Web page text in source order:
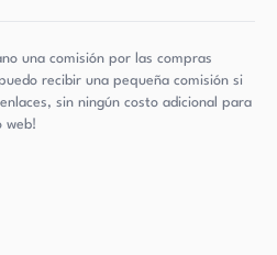
una comisión por las compras
recibir una pequeña comisión si
sin ningún costo adicional para
web!